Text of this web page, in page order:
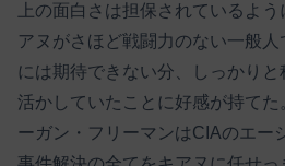
上の面白さは担保されているよ
アヌがさほど戦闘力のない一般
には期待できない分、しっかり
活かしていたことに好感が持て
ーガン・フリーマンはCIAのエー